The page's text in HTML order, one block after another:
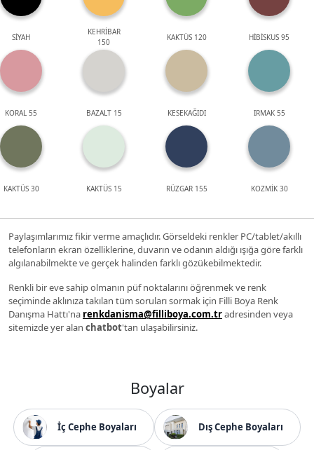
SİYAH
KEHRİBAR
150
KAKTÜS 120 HİBİSKUS 95
KORAL 55 BAZALT 15 KESEKAĞIDI IRMAK 55
KAKTÜS 30 KAKTÜS 15 RÜZGAR 155 KOZMİK 30
Paylaşımlarımız fikir verme amaçlıdır. Görseldeki renkler PC/tablet/akıllı
telefonların ekran özelliklerine, duvarın ve odanın aldığı ışığa göre farklı
algılanabilmekte ve gerçek halinden farklı gözükebilmektedir.
Renkli bir eve sahip olmanın püf noktalarını öğrenmek ve renk
seçiminde aklınıza takılan tüm soruları sormak için Filli Boya Renk
Danışma Hattı'na renkdanisma@filliboya.com.tradresinden veya
sitemizde yer alan chatbot'tan ulaşabilirsiniz.
Boyalar
İç Cephe Boyaları Dış Cephe Boyaları